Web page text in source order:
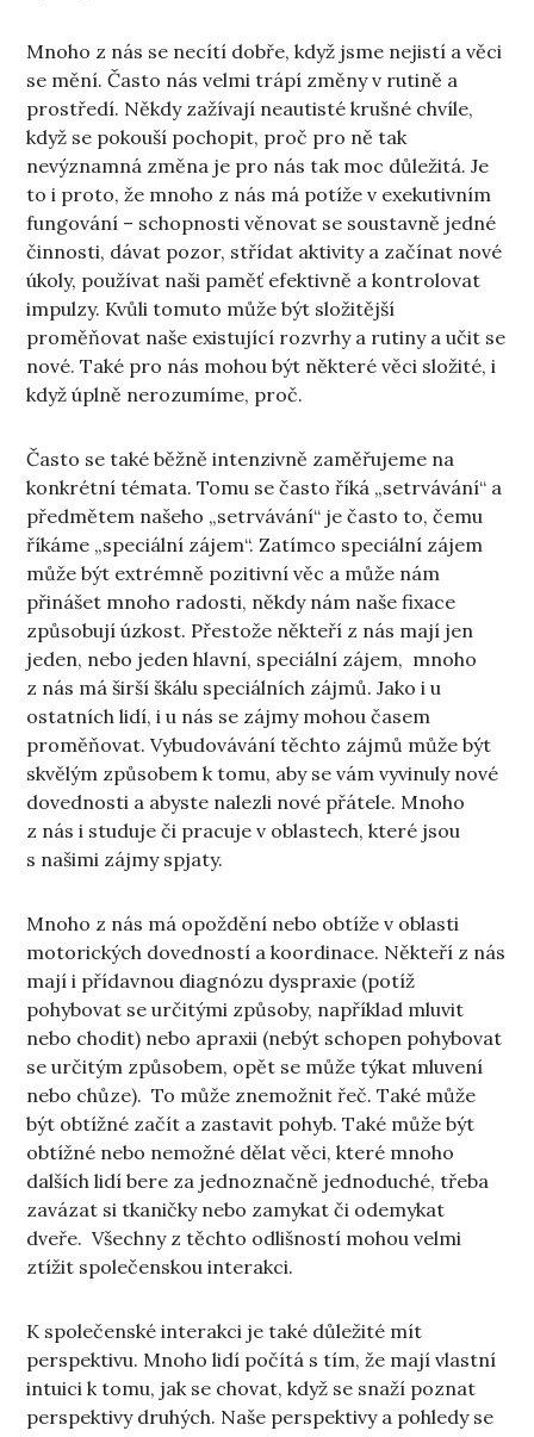
Mnoho z nás se necítí dobře, když jsme nejistí a věci
se mění. Často nás velmi trápí změny v rutině a
prostředí. Někdy zažívají neautisté krušné chvíle,
když se pokouší pochopit, proč pro ně tak
nevýznamná změna je pro nás tak moc důležitá. Je
to i proto, že mnoho z nás má potíže v exekutivním
fungování – schopnosti věnovat se soustavně jedné
činnosti, dávat pozor, střídat aktivity a začínat nové
úkoly, používat naši paměť efektivně a kontrolovat
impulzy. Kvůli tomuto může být složitější
proměňovat naše existující rozvrhy a rutiny a učit se
nové. Také pro nás mohou být některé věci složité, i
když úplně nerozumíme, proč.
Často se také běžně intenzivně zaměřujeme na
konkrétní témata. Tomu se často říká „setrvávání“ a
předmětem našeho „setrvávání“ je často to, čemu
říkáme „speciální zájem“. Zatímco speciální zájem
může být extrémně pozitivní věc a může nám
přinášet mnoho radosti, někdy nám naše fixace
způsobují úzkost. Přestože někteří z nás mají jen
jeden, nebo jeden hlavní, speciální zájem, mnoho
z nás má širší škálu speciálních zájmů. Jako i u
ostatních lidí, i u nás se zájmy mohou časem
proměňovat. Vybudovávání těchto zájmů může být
skvělým způsobem k tomu, aby se vám vyvinuly nové
dovednosti a abyste nalezli nové přátele. Mnoho
z nás i studuje či pracuje v oblastech, které jsou
s našimi zájmy spjaty.
Mnoho z nás má opoždění nebo obtíže v oblasti
motorických dovedností a koordinace. Někteří z nás
mají i přídavnou diagnózu dyspraxie (potíž
pohybovat se určitými způsoby, například mluvit
nebo chodit) nebo apraxii (nebýt schopen pohybovat
se určitým způsobem, opět se může týkat mluvení
nebo chůze). To může znemožnit řeč. Také může
být obtížné začít a zastavit pohyb. Také může být
obtížné nebo nemožné dělat věci, které mnoho
dalších lidí bere za jednoznačně jednoduché, třeba
zavázat si tkaničky nebo zamykat či odemykat
dveře. Všechny z těchto odlišností mohou velmi
ztížit společenskou interakci.
K společenské interakci je také důležité mít
perspektivu. Mnoho lidí počítá s tím, že mají vlastní
intuici k tomu, jak se chovat, když se snaží poznat
perspektivy druhých. Naše perspektivy a pohledy se